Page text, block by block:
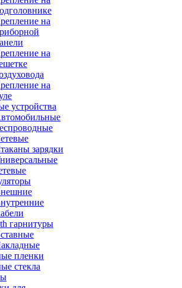
на
на
на
устройства
зарядки
гарнитуры
пленки
стекла